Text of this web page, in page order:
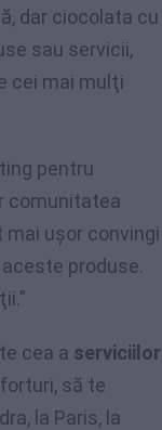
dar ciocolata cu
sau servicii,
cei mai mulţi
pentru
comunitatea
mai uşor convingi
produse.
cea a serviciilor
să te
la Paris, la